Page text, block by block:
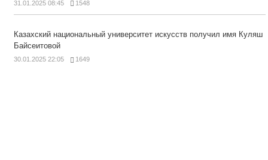
31.01.2025 08:45 1548
Казахский национальный университет искусств получил имя Куляш
Байсеитовой
30.01.2025 22:05 1649